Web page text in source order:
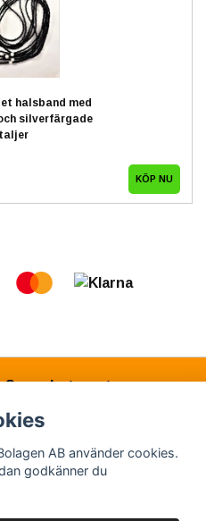
halsband med
silverfärgade
Samarbetspartners
SmålandsBolagen
AB använder cookies.
godkänner du